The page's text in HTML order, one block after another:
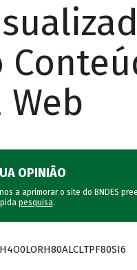
Web
OPINIÃO
a aprimorar o site do BNDES
pesquisa.